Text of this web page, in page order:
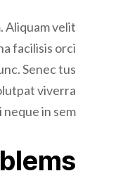
Aliquam velit
facilisis orci
Senec tus
viverra
in sem.